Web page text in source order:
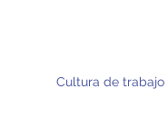
Cultura de trabajo